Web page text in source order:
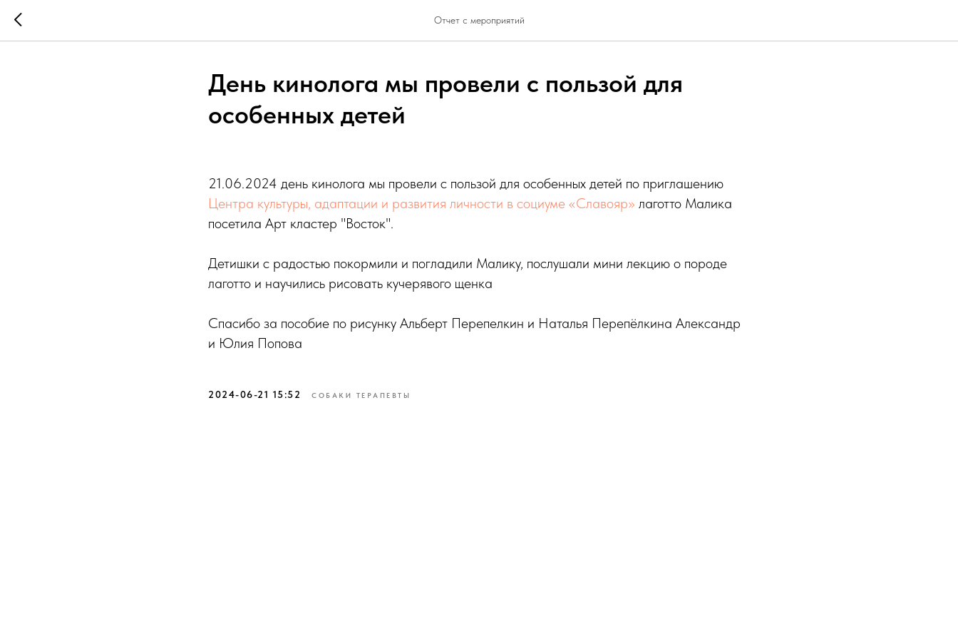
Отчет с мероприятий
День кинолога мы провели с пользой для
особенных детей
21.06.2024 день кинолога мы провели с пользой для особенных детей по приглашению
Центра культуры, адаптации и развития личности в социуме «Славояр» лаготто Малика
посетила Арт кластер "Восток".
Детишки с радостью покормили и погладили Малику, послушали мини лекцию о породе
лаготто и научились рисовать кучерявого щенка
Спасибо за пособие по рисунку Альберт Перепелкин и Наталья Перепёлкина Александр
и Юлия Попова
2024-06-21 15:52 СОБАКИ ТЕРАПЕВТЫ